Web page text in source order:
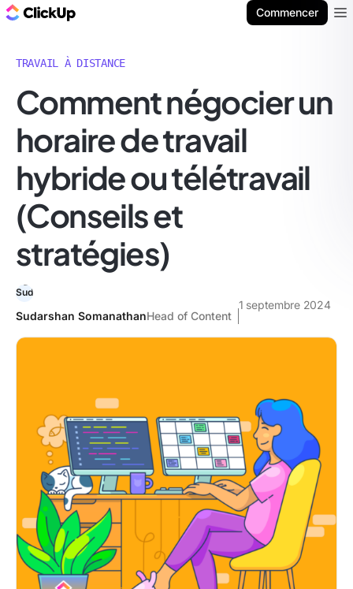
Commencer
TRAVAIL À DISTANCE
Comment négocier un
horaire de travail
hybride ou télétravail
(Conseils et
stratégies)
Sudarshan SomanathanHead of Content
1 septembre 2024